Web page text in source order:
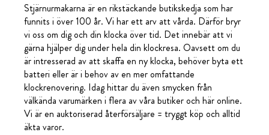
Stjärnurmakarna är en rikstäckande butikskedja som har
funnits i över 100 år. Vi har ett arv att vårda. Därför bryr
vi oss om dig och din klocka över tid. Det innebär att vi
gärna hjälper dig under hela din klockresa. Oavsett om du
är intresserad av att skaffa en ny klocka, behöver byta ett
batteri eller är i behov av en mer omfattande
klockrenovering. Idag hittar du även smycken från
välkända varumärken i flera av våra butiker och här online.
Vi är en auktoriserad återförsäljare = tryggt köp och alltid
äkta varor.